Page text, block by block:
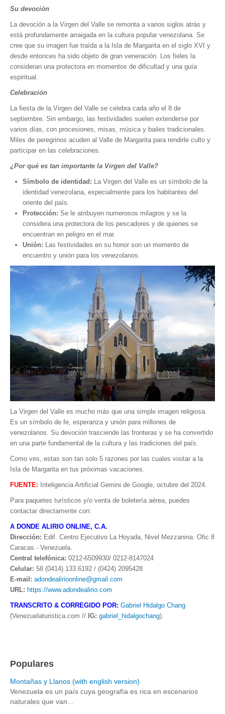
Su devoción
La devoción a la Virgen del Valle se remonta a varios siglos atrás y
está profundamente arraigada en la cultura popular venezolana. Se
cree que su imagen fue traída a la Isla de Margarita en el siglo XVI y
desde entonces ha sido objeto de gran veneración. Los fieles la
consideran una protectora en momentos de dificultad y una guía
espiritual.
Celebración
La fiesta de la Virgen del Valle se celebra cada año el 8 de
septiembre. Sin embargo, las festividades suelen extenderse por
varios días, con procesiones, misas, música y bailes tradicionales.
Miles de peregrinos acuden al Valle de Margarita para rendirle culto y
participar en las celebraciones.
¿Por qué es tan importante la Virgen del Valle?
Símbolo de identidad: La Virgen del Valle es un símbolo de la
identidad venezolana, especialmente para los habitantes del
oriente del país.
Protección: Se le atribuyen numerosos milagros y se la
considera una protectora de los pescadores y de quienes se
encuentran en peligro en el mar.
Unión: Las festividades en su honor son un momento de
encuentro y unión para los venezolanos.
La Virgen del Valle es mucho más que una simple imagen religiosa.
Es un símbolo de fe, esperanza y unión para millones de
venezolanos. Su devoción trasciende las fronteras y se ha convertido
en una parte fundamental de la cultura y las tradiciones del país.
Como ves, estas son tan solo 5 razones por las cuales visitar a la
Isla de Margarita en tus próximas vacaciones.
FUENTE: Inteligencia Artificial Gemini de Google, octubre del 2024.
Para paquetes turísticos y/o venta de boletería aérea, puedes
contactar directamente con:
A DONDE ALIRIO ONLINE, C.A.
Dirección: Edif. Centro Ejecutivo La Hoyada, Nivel Mezzanina. Ofic 8
Caracas - Venezuela.
Central telefónica: 0212-6509930/ 0212-8147024
Celular: 58 (0414) 133.6192 / (0424) 2095428
E-mail: adondealirioonline@gmail.com
URL: https://www.adondealirio.com
TRANSCRITO & CORREGIDO POR: Gabriel Hidalgo Chang
(Venezuelaturistica.com // IG: gabriel_hidalgochang).
Populares
Montañas y Llanos (with english version)
Venezuela es un país cuya geografía es rica en escenarios
naturales que van...